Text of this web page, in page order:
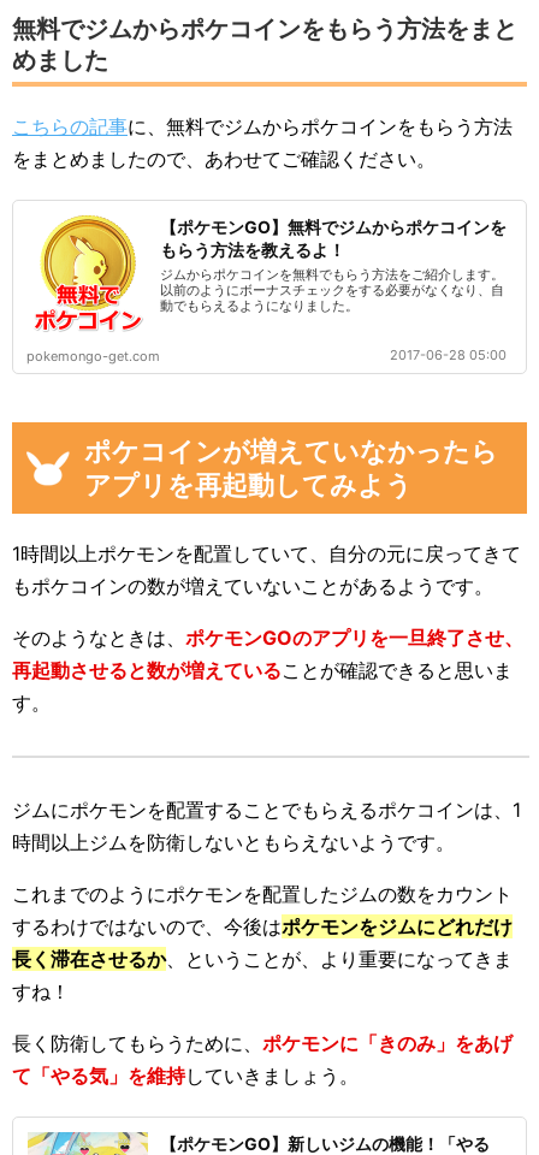
無料でジムからポケコインをもらう方法をまと
めました
こちらの記事に、無料でジムからポケコインをもらう方法
をまとめましたので、あわせてご確認ください。
【ポケモンGO】無料でジムからポケコインを
もらう方法を教えるよ！
ジムからポケコインを無料でもらう方法をご紹介します。
以前のようにボーナスチェックをする必要がなくなり、自
動でもらえるようになりました。
pokemongo-get.com 2017-06-28 05:00
ポケコインが増えていなかったら
アプリを再起動してみよう
1時間以上ポケモンを配置していて、自分の元に戻ってきて
もポケコインの数が増えていないことがあるようです。
そのようなときは、 ポケモンGOのアプリを一旦終了させ、
再起動させると数が増えていることが確認できると思いま
す。
ジムにポケモンを配置することでもらえるポケコインは、1
時間以上ジムを防衛しないともらえないようです。
これまでのようにポケモンを配置したジムの数をカウント
するわけではないので、今後はポケモンをジムにどれだけ
長く滞在させるか、ということが、より重要になってきま
すね！
長く防衛してもらうために、 ポケモンに「きのみ」をあげ
て「やる気」を維持していきましょう。
【ポケモンGO】新しいジムの機能！「やる